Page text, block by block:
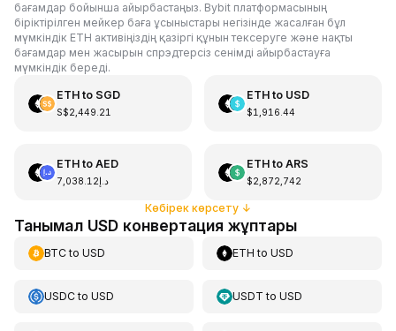
бағамдар бойынша айырбастаңыз. Bybit платформасының
біріктірілген мейкер баға ұсыныстары негізінде жасалған бұл
мүмкіндік ETH активіңіздің қазіргі құнын тексеруге және нақты
бағамдар мен жасырын спрэдтерсіз сенімді айырбастауға
мүмкіндік береді.
ETHto SGD
S$2,449.21
ETHto USD
$1,916.44
ETHto AED
د.إ7,038.12
ETHto ARS
$2,872,742
Көбірек көрсету↓
Танымал USD конвертация жұптары
BTCto USD ETH toUSD
USDCto USD USDT toUSD